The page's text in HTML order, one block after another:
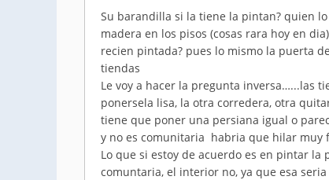
Su barandilla si la tiene la pintan? quien
madera en los pisos (cosas rara hoy en
recien pintada? pues lo mismo la puerta
tiendas
Le voy a hacer la pregunta inversa…...las
ponersela lisa, la otra corredera, otra
tiene que poner una persiana igual o
y no es comunitaria habria que hilar muy
Lo que si estoy de acuerdo es en pintar
comuntaria, el interior no, ya que esa